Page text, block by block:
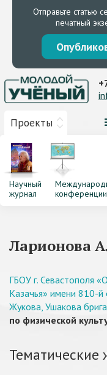
Отправьте статью
печатный
Проекты
Научный
журнал
конференции
Ларионова
ГБОУ г. Севастополя
Казачья» имени 810-й
Жукова, Ушакова
по физической
Тематические